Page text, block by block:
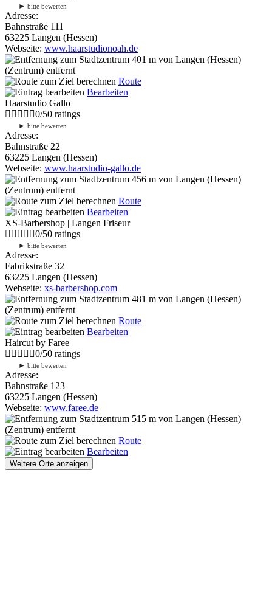
► bitte bewerten
Adresse:
Bahnstraße 111
63225 Langen (Hessen)
Webseite: www.haarstudionoah.de
401 m von Langen (Hessen)
(Zentrum) entfernt
Route
Bearbeiten
Haarstudio Gallo
0/50 ratings
► bitte bewerten
Adresse:
Bahnstraße 22
63225 Langen (Hessen)
Webseite: www.haarstudio-gallo.de
456 m von Langen (Hessen)
(Zentrum) entfernt
Route
Bearbeiten
XS-Barbershop | Langen Friseur
0/50 ratings
► bitte bewerten
Adresse:
Fabrikstraße 32
63225 Langen (Hessen)
Webseite: xs-barbershop.com
481 m von Langen (Hessen)
(Zentrum) entfernt
Route
Bearbeiten
Haircut by Faree
0/50 ratings
► bitte bewerten
Adresse:
Bahnstraße 123
63225 Langen (Hessen)
Webseite: www.faree.de
515 m von Langen (Hessen)
(Zentrum) entfernt
Route
Bearbeiten
Weitere Orte anzeigen